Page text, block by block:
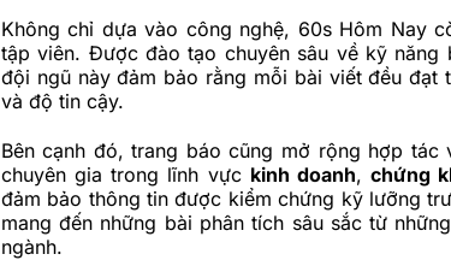
Không chỉ dựa vào công nghệ, 60s Hôm Nay
tập viên. Được đào tạo chuyên sâu về kỹ năng
đội ngũ này đảm bảo rằng mỗi bài viết đều đạt
và độ tin cậy.
Bên cạnh đó, trang báo cũng mở rộng hợp
chuyên gia trong lĩnh vực kinh doanh,chứng
đảm bảo thông tin được kiểm chứng kỹ lưỡng
mang đến những bài phân tích sâu sắc từ
ngành.